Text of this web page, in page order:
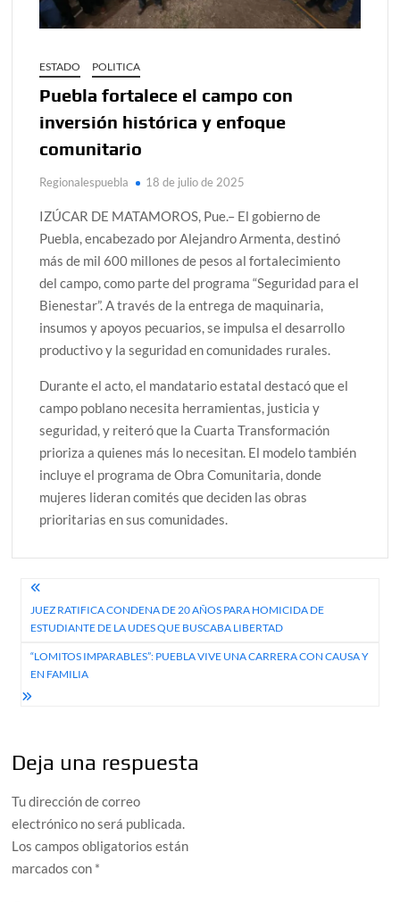
ESTADO POLITICA
Puebla fortalece el campo con
inversión histórica y enfoque
comunitario
Regionalespuebla 18 de julio de 2025
IZÚCAR DE MATAMOROS, Pue.– El gobierno de
Puebla, encabezado por Alejandro Armenta, destinó
más de mil 600 millones de pesos al fortalecimiento
del campo, como parte del programa “Seguridad para el
Bienestar”. A través de la entrega de maquinaria,
insumos y apoyos pecuarios, se impulsa el desarrollo
productivo y la seguridad en comunidades rurales.
Durante el acto, el mandatario estatal destacó que el
campo poblano necesita herramientas, justicia y
seguridad, y reiteró que la Cuarta Transformación
prioriza a quienes más lo necesitan. El modelo también
incluye el programa de Obra Comunitaria, donde
mujeres lideran comités que deciden las obras
prioritarias en sus comunidades.
Navegación
de
entradas
JUEZ RATIFICA CONDENA DE 20 AÑOS PARA HOMICIDA DE
ESTUDIANTE DE LA UDES QUE BUSCABA LIBERTAD
“LOMITOS IMPARABLES”: PUEBLA VIVE UNA CARRERA CON CAUSA Y
EN FAMILIA
Deja una respuesta
Tu dirección de correo
electrónico no será publicada.
Los campos obligatorios están
marcados con *